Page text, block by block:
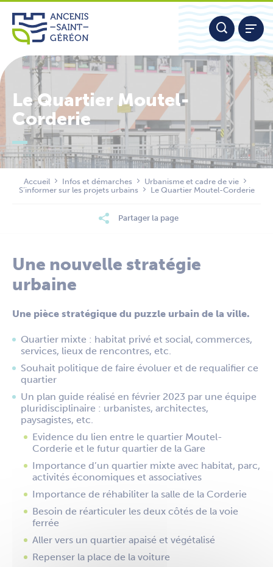
Aller
contenu
Nous contacter
Le Quartier Moutel-
Corderie
Accueil Infos et démarches
Urbanisme et cadre de vie
S’informer sur les projets urbains
Le Quartier Moutel-Corderie
Partager la page
Une nouvelle stratégie
urbaine
Une pièce stratégique du puzzle urbain de la ville.
Quartier mixte : habitat privé et social, commerces,
services, lieux de rencontres, etc.
Souhait politique de faire évoluer et de requalifier ce
quartier
Un plan guide réalisé en février 2023 par une équipe
pluridisciplinaire : urbanistes, architectes,
paysagistes, etc.
Evidence du lien entre le quartier Moutel-
Corderie et le futur quartier de la Gare
Importance d’un quartier mixte avec habitat, parc,
activités économiques et associatives
Importance de réhabiliter la salle de la Corderie
Besoin de réarticuler les deux côtés de la voie
ferrée
Aller vers un quartier apaisé et végétalisé
Repenser la place de la voiture
Panneau de gestion des cookies